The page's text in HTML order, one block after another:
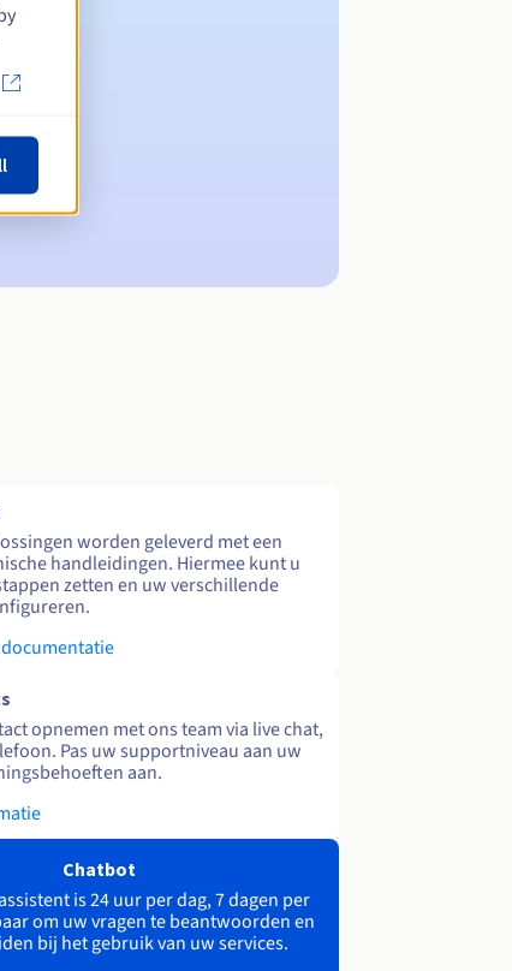
worden geleverd met een
handleidingen. Hiermee kunt u
zetten en uw verschillende
opnemen met ons team via live chat,
Pas uw supportniveau aan uw
aan.
Chatbot
is 24 uur per dag, 7 dagen per
om uw vragen te beantwoorden en
bij het gebruik van uw services.